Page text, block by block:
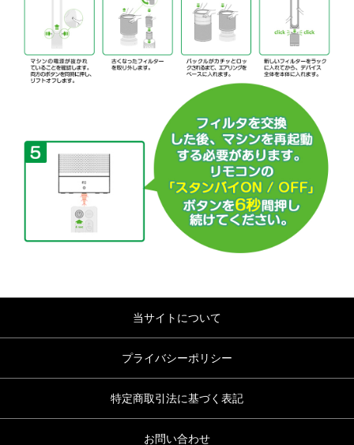
当サイトについて
プライバシーポリシー
特定商取引法に基づく表記
お問い合わせ